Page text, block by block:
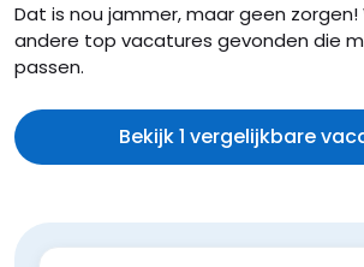
Dat is nou jammer, maar geen
andere top vacatures gevonden die
passen.
Bekijk 1 vergelijkbare